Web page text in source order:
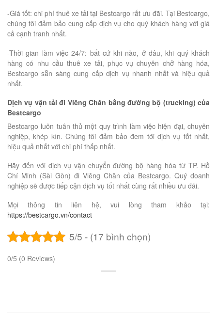
-Giá tốt: chi phí thuê xe tải tại Bestcargo rất ưu đãi. Tại Bestcargo,
chúng tôi đảm bảo cung cấp dịch vụ cho quý khách hàng với giá
cả cạnh tranh nhất.
-Thời gian làm việc 24/7: bất cứ khi nào, ở đâu, khi quý khách
hàng có nhu cầu thuê xe tải, phục vụ chuyên chở hàng hóa,
Bestcargo sẵn sàng cung cấp dịch vụ nhanh nhất và hiệu quả
nhất.
Dịch vụ vận tải đi Viêng Chăn bằng đường bộ (trucking) của
Bestcargo
Bestcargo luôn tuân thủ một quy trình làm việc hiện đại, chuyên
nghiệp, khép kín. Chúng tôi đảm bảo đem tới dịch vụ tốt nhất,
hiệu quả nhất với chi phí thấp nhất.
Hãy đến với dịch vụ vận chuyển đường bộ hàng hóa từ TP. Hồ
Chí Minh (Sài Gòn) đi Viêng Chăn của Bestcargo. Quý doanh
nghiệp sẽ được tiếp cận dịch vụ tốt nhất cùng rất nhiều ưu đãi.
Mọi thông tin liên hệ, vui lòng tham khảo tại:
https://bestcargo.vn/contact
5/5 - (17 bình chọn)
0/5 (0 Reviews)